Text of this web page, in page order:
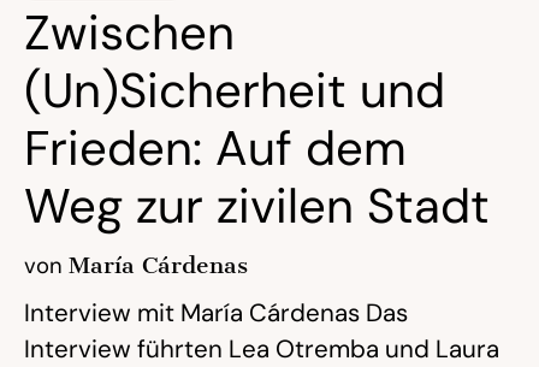
Zwischen
(Un)Sicherheit und
Frieden: Auf dem
Weg zur zivilen Stadt
von María Cárdenas
Interview mit María Cárdenas Das
Interview führten Lea Otremba und Laura